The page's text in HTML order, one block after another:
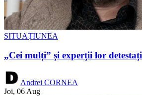
SITUAȚIUNEA
„Cei mulți” și experții lor detestați
Andrei CORNEA
Joi, 06 Aug